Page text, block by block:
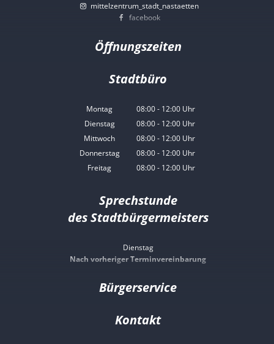
mittelzentrum_stadt_nastaetten
facebook
Öffnungszeiten
Stadtbüro
Montag 08:00- 12:00Uhr
Von 08:00 bis 12:00 Uhr
Dienstag 08:00- 12:00Uhr
Von 08:00 bis 12:00 Uhr
Mittwoch 08:00- 12:00Uhr
Von 08:00 bis 12:00 Uhr
Donnerstag 08:00- 12:00Uhr
Von 08:00 bis 12:00 Uhr
Freitag 08:00- 12:00Uhr
Sprechstunde
des Stadtbürgermeisters
Dienstag
Nach vorheriger Terminvereinbarung
Bürgerservice
Kontakt